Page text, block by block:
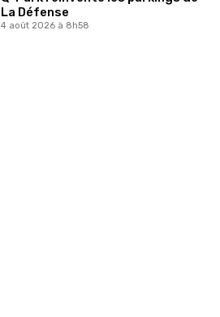
La Défense
4 août 2026 à 8h58